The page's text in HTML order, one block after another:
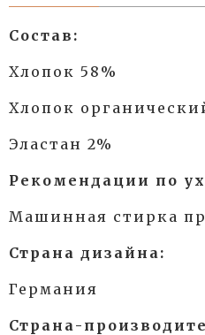
Состав:
Хлопок 58%
Хлопок
Эластан 2%
Рекомендации по
Машинная стирка
Страна дизайна:
Германия
Страна-